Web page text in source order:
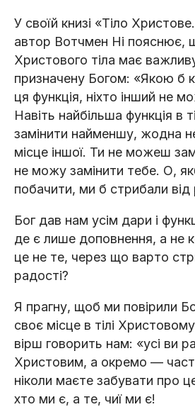
У своїй книзі «Тіло
автор Вотчмен Ні пояснює,
Христового тіла має
призначену Богом: «Якою б
ця функція, ніхто інший не
Навіть найбільша функція в
замінити найменшу, жодна
місце іншої. Ти не можеш
не можу замінити тебе. О,
побачити, ми б стрибали від
Бог дав нам усім дари і
де є лише доповнення, а не
це не те, через що варто
радості?
Я прагну, щоб ми повірили
своє місце в тілі
вірш говорить нам: «усі ви
Христовим, а окремо —
ніколи маєте забувати про
хто ми є, а те, чиї ми є!